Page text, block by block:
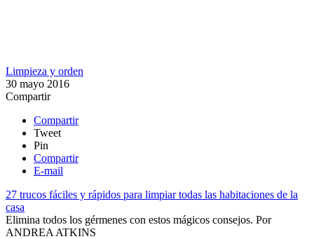
Limpieza y orden
30 mayo 2016
Compartir
Compartir
Tweet
Pin
Compartir
E-mail
27 trucos fáciles y rápidos para limpiar todas las habitaciones de la
casa
Elimina todos los gérmenes con estos mágicos consejos. Por
ANDREA ATKINS